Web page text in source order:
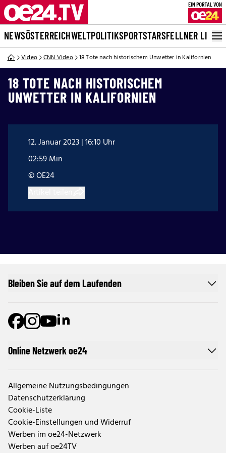
NEWSÖSTERREICHWELTPOLITIKSPORTSTARSFELLNER LIVE
Video CNN Video 18 Tote nach historischem Unwetter in Kalifornien
18 TOTE NACH HISTORISCHEM
UNWETTER IN KALIFORNIEN
12. Januar 2023 | 16:10 Uhr
02:59 Min
© OE24
Online Netzwerk oe24
Allgemeine Nutzungsbedingungen
Datenschutzerklärung
Cookie-Liste
Cookie-Einstellungen und Widerruf
Werben im oe24-Netzwerk
Werben auf oe24TV
Bleiben Sie auf dem Laufenden